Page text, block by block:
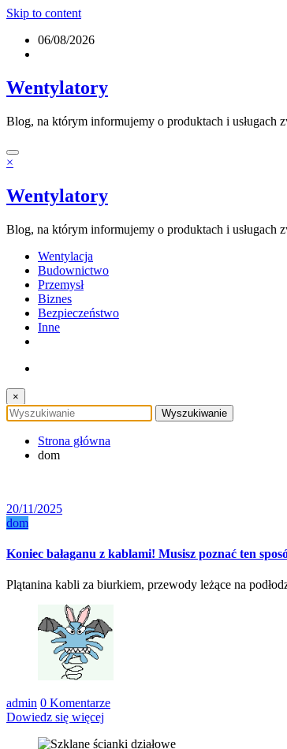
Skip to content
06/08/2026
Wentylatory
Blog, na którym informujemy o produktach i usługach
×
Wentylatory
Blog, na którym informujemy o produktach i usługach
Wentylacja
Budownictwo
Przemysł
Biznes
Bezpieczeństwo
Inne
×
Strona główna
dom
20/11/2025
dom
Koniec bałaganu z kablami! Musisz poznać ten
Plątanina kabli za biurkiem, przewody leżące na
admin 0 Komentarze
Dowiedz się więcej